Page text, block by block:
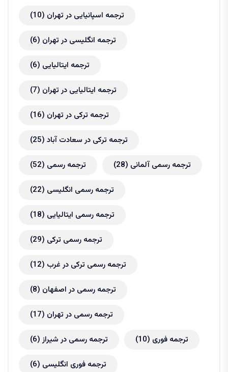
ترجمه اسپانیایی در تهران (10)
ترجمه انگلیسی در تهران (6)
ترجمه ایتالیایی (6)
ترجمه ایتالیایی در تهران (7)
ترجمه ترکی در تهران (16)
ترجمه ترکی در سعادت آباد (25)
ترجمه رسمی (52) ترجمه رسمی آلمانی (28)
ترجمه رسمی انگلیسی (22)
ترجمه رسمی ایتالیایی (18)
ترجمه رسمی ترکی (29)
ترجمه رسمی ترکی در غرب (12)
ترجمه رسمی در اصفهان (8)
ترجمه رسمی در تهران (17)
ترجمه رسمی در شیراز(6) ترجمه فوری (10)
ترجمه فوری انگلیسی (6)